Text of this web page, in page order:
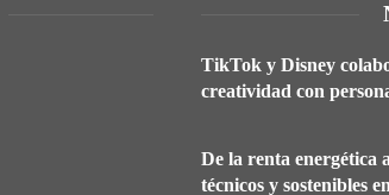
TikTok y Disney
creatividad con
De la renta energética
técnicos y sostenibles